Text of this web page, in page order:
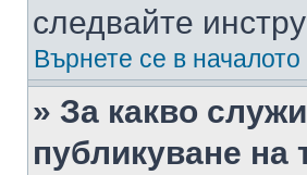
следвайте
Върнете се в началото
» За какво
публикуване на